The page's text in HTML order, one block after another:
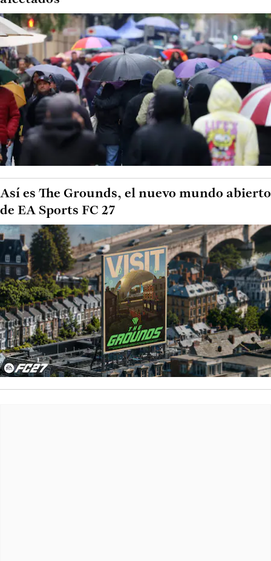
Así es The Grounds, el nuevo mundo abierto
de EA Sports FC 27